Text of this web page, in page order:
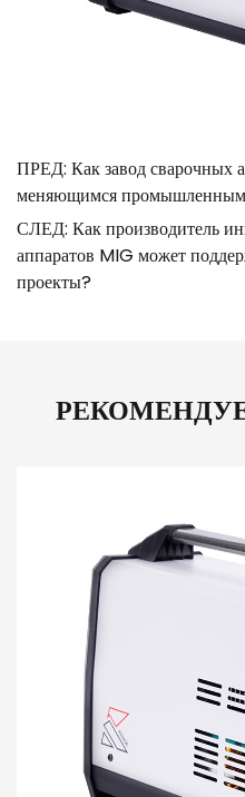
ПРЕД: Как завод сварочных
меняющимся промышленным
СЛЕД: Как производитель
аппаратов MIG может
проекты?